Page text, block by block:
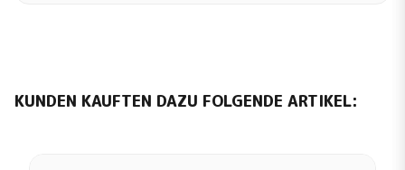
KUNDEN KAUFTEN DAZU FOLGENDE ARTIKEL: